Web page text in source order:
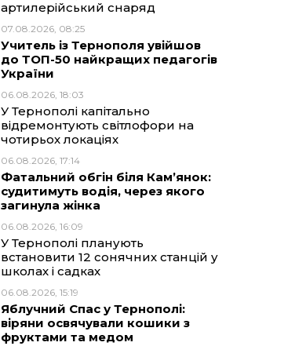
артилерійський снаряд
07.08.2026, 08:25
Учитель із Тернополя увійшов
до ТОП-50 найкращих педагогів
України
06.08.2026, 18:03
У Тернополі капітально
відремонтують світлофори на
чотирьох локаціях
06.08.2026, 17:14
Фатальний обгін біля Кам’янок:
судитимуть водія, через якого
загинула жінка
06.08.2026, 16:09
У Тернополі планують
встановити 12 сонячних станцій у
школах і садках
06.08.2026, 15:19
Яблучний Спас у Тернополі:
віряни освячували кошики з
фруктами та медом